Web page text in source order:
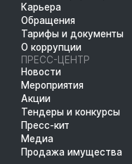
Карьера
Обращения
Тарифы и документы
О коррупции
ПРЕСС-ЦЕНТР
Новости
Мероприятия
Акции
Тендеры и конкурсы
Пресс-кит
Медиа
Продажа имущества